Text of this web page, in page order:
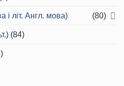
і літ. Англ. мова) (80)
(84)